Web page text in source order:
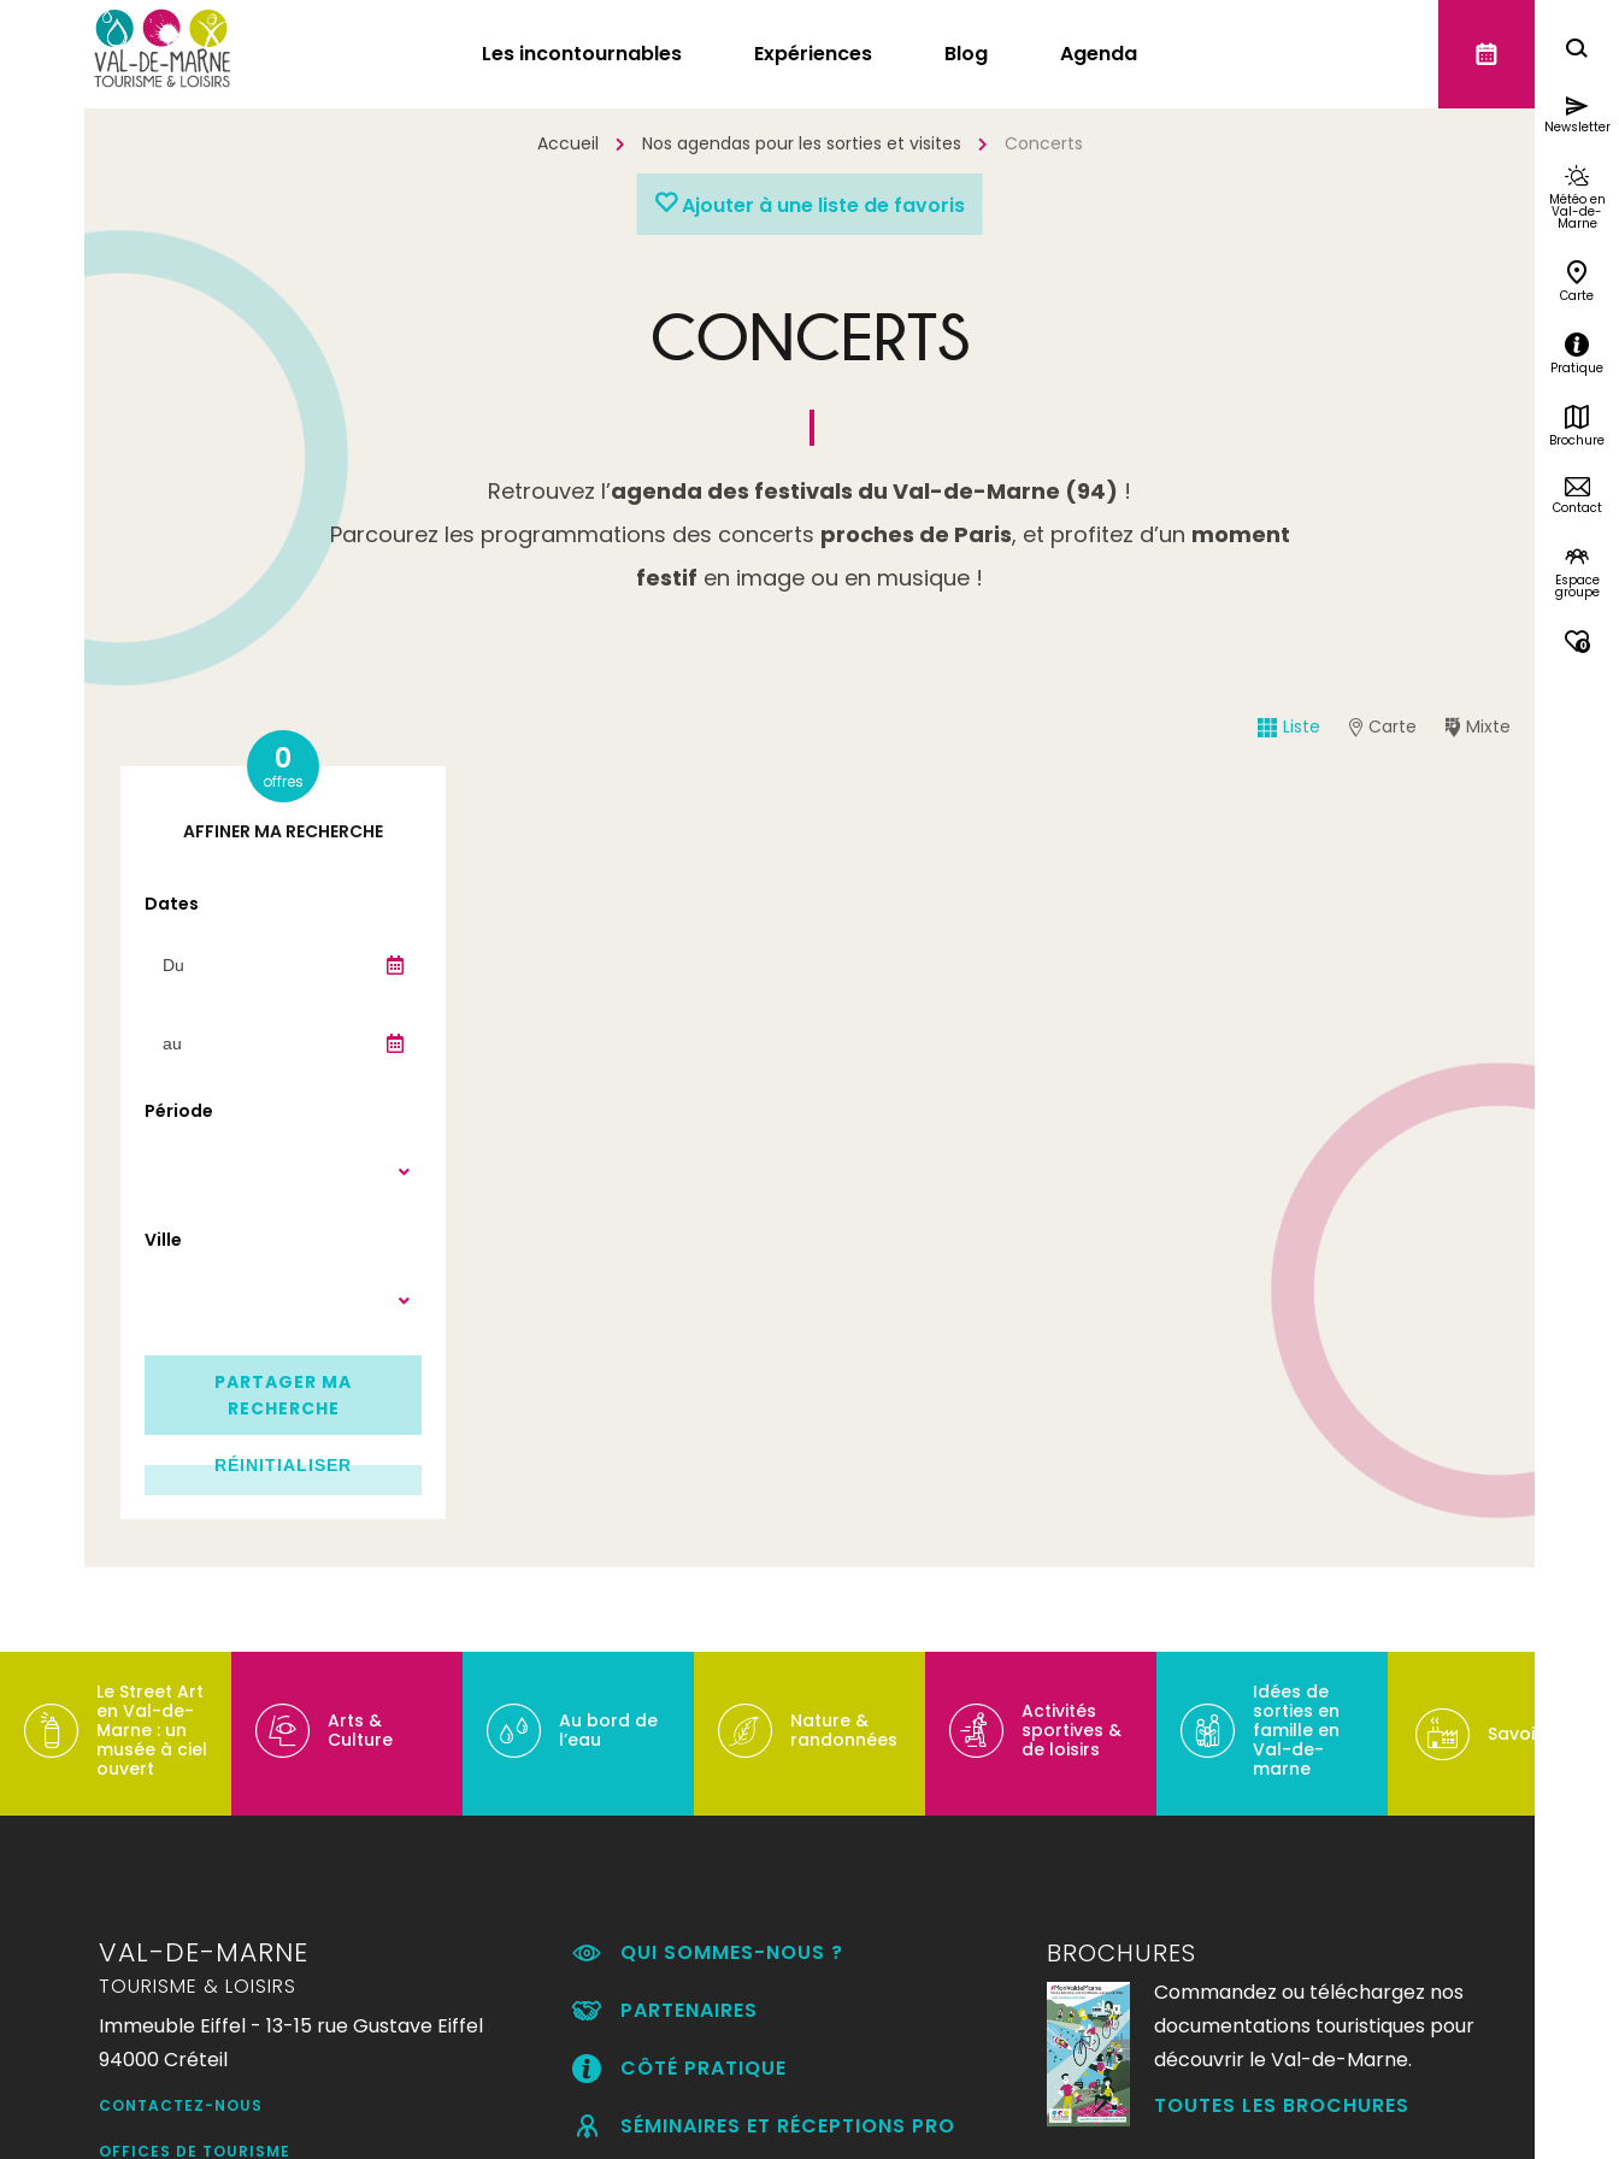
Les incontournables Expériences Blog Agenda
Accueil Nos agendas pour les sorties et visites Concerts
Newsletter
Météo en
Val-de-
Marne
Carte
Pratique
Brochure
Contact
Espace
groupe
0
Ajouter à une liste de favoris
CONCERTS
Retrouvez l’agenda des festivals du Val-de-Marne (94) !
Parcourez les programmations des concerts proches de Paris, et profitez d’un moment
festif en image ou en musique !
Liste Carte Mixte
0
offres
AFFINER MA RECHERCHE
Dates
Période
Ville
PARTAGER MA
RECHERCHE
Le Street Art
en Val-de-
Marne : un
musée à ciel
ouvert
Arts &
Culture
Au bord de
l’eau
Nature &
randonnées
Activités
sportives &
de loisirs
Idées de
sorties en
famille en
Val-de-
marne
Savoir-faire
VAL-DE-MARNE
TOURISME & LOISIRS
Immeuble Eiffel - 13-15 rue Gustave Eiffel
94000 Créteil
CONTACTEZ-NOUS
OFFICES DE TOURISME
QUI SOMMES-NOUS ?
PARTENAIRES
CÔTÉ PRATIQUE
SÉMINAIRES ET RÉCEPTIONS PRO
BROCHURES
Commandez ou téléchargez nos
documentations touristiques pour
découvrir le Val-de-Marne.
TOUTES LES BROCHURES